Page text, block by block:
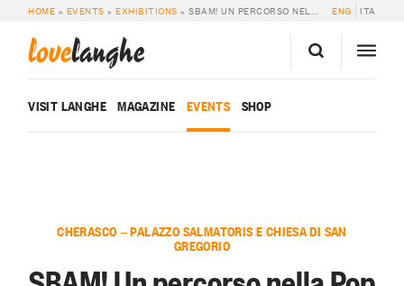
HOME » EVENTS »EXHIBITIONS »SBAM! UN PERCORSO NELLA POP ART ENG ITA
lovelanghe
VISIT LANGHE MAGAZINE EVENTS SHOP
CHERASCO — PALAZZO SALMATORIS E CHIESA DI SAN
GREGORIO